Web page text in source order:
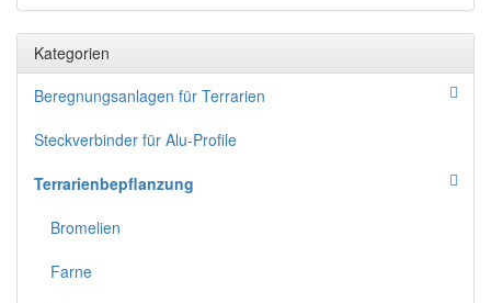
Kategorien
Beregnungsanlagen für Terrarien
Steckverbinder für Alu-Profile
Terrarienbepflanzung
Bromelien
Farne